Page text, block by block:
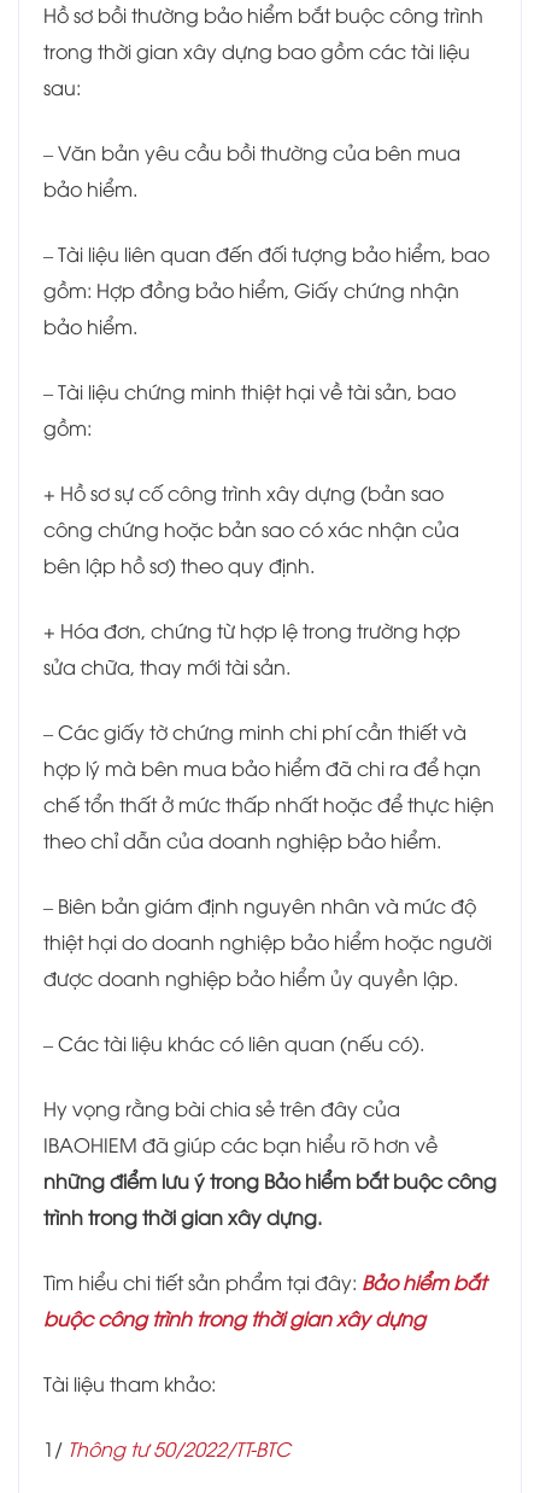
Hồ sơ bồi thường bảo hiểm bắt buộc công trình
trong thời gian xây dựng bao gồm các tài liệu
sau:
– Văn bản yêu cầu bồi thường của bên mua
bảo hiểm.
– Tài liệu liên quan đến đối tượng bảo hiểm, bao
gồm: Hợp đồng bảo hiểm, Giấy chứng nhận
bảo hiểm.
– Tài liệu chứng minh thiệt hại về tài sản, bao
gồm:
+ Hồ sơ sự cố công trình xây dựng (bản sao
công chứng hoặc bản sao có xác nhận của
bên lập hồ sơ) theo quy định.
+ Hóa đơn, chứng từ hợp lệ trong trường hợp
sửa chữa, thay mới tài sản.
– Các giấy tờ chứng minh chi phí cần thiết và
hợp lý mà bên mua bảo hiểm đã chi ra để hạn
chế tổn thất ở mức thấp nhất hoặc để thực hiện
theo chỉ dẫn của doanh nghiệp bảo hiểm.
– Biên bản giám định nguyên nhân và mức độ
thiệt hại do doanh nghiệp bảo hiểm hoặc người
được doanh nghiệp bảo hiểm ủy quyền lập.
– Các tài liệu khác có liên quan (nếu có).
Hy vọng rằng bài chia sẻ trên đây của
IBAOHIEM đã giúp các bạn hiểu rõ hơn về
những điểm lưu ý trong Bảo hiểm bắt buộc công
trình trong thời gian xây dựng.
Tìm hiểu chi tiết sản phẩm tại đây: Bảo hiểm bắt
buộc công trình trong thời gian xây dựng
Tài liệu tham khảo:
1/ Thông tư 50/2022/TT-BTC